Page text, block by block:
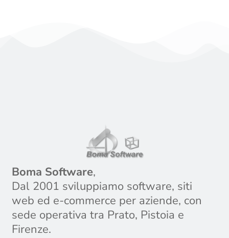
Boma Software,
Dal 2001 sviluppiamo software, siti
web ed e-commerce per aziende, con
sede operativa tra Prato, Pistoia e
Firenze.